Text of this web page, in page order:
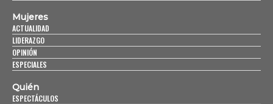
Mujeres
ACTUALIDAD
LIDERAZGO
OPINIÓN
ESPECIALES
Quién
ESPECTÁCULOS